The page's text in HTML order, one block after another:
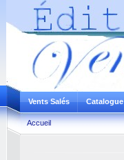
Vents Salés Catalogue
Accueil